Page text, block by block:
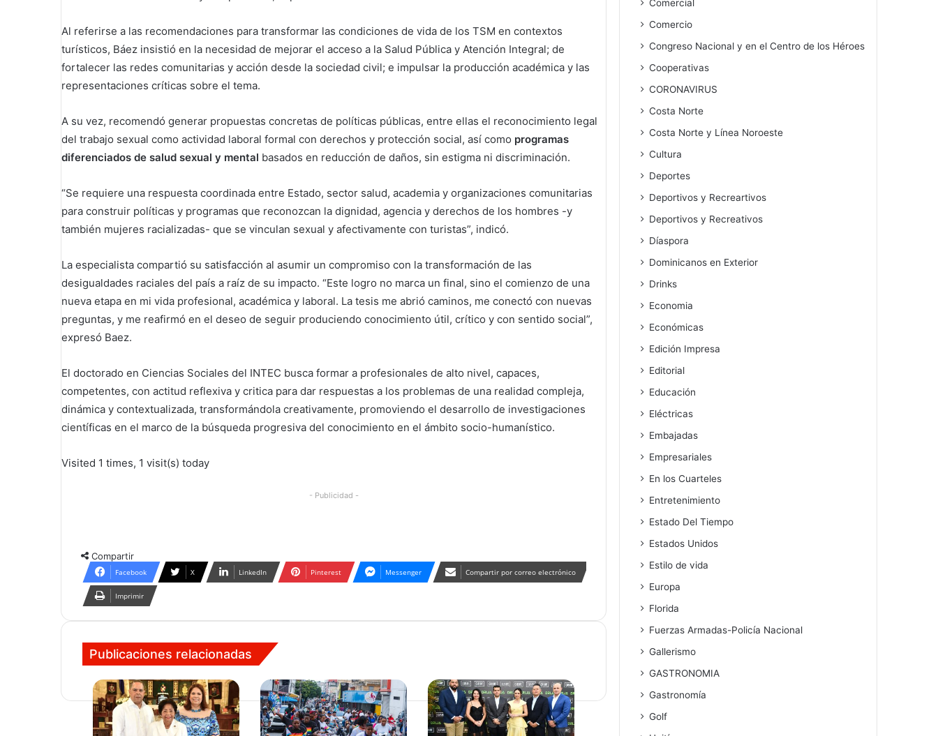
Al referirse a las recomendaciones para transformar las condiciones de vida de los TSM en contextos
turísticos, Báez insistió en la necesidad de mejorar el acceso a la Salud Pública y Atención Integral; de
fortalecer las redes comunitarias y acción desde la sociedad civil; e impulsar la producción académica y las
representaciones críticas sobre el tema.
A su vez, recomendó generar propuestas concretas de políticas públicas, entre ellas el reconocimiento legal
del trabajo sexual como actividad laboral formal con derechos y protección social, así como programas
diferenciados de salud sexual y mental basados en reducción de daños, sin estigma ni discriminación.
“Se requiere una respuesta coordinada entre Estado, sector salud, academia y organizaciones comunitarias
para construir políticas y programas que reconozcan la dignidad, agencia y derechos de los hombres -y
también mujeres racializadas- que se vinculan sexual y afectivamente con turistas”, indicó.
La especialista compartió su satisfacción al asumir un compromiso con la transformación de las
desigualdades raciales del país a raíz de su impacto. “Este logro no marca un final, sino el comienzo de una
nueva etapa en mi vida profesional, académica y laboral. La tesis me abrió caminos, me conectó con nuevas
preguntas, y me reafirmó en el deseo de seguir produciendo conocimiento útil, crítico y con sentido social”,
expresó Baez.
El doctorado en Ciencias Sociales del INTEC busca formar a profesionales de alto nivel, capaces,
competentes, con actitud reflexiva y critica para dar respuestas a los problemas de una realidad compleja,
dinámica y contextualizada, transformándola creativamente, promoviendo el desarrollo de investigaciones
científicas en el marco de la búsqueda progresiva del conocimiento en el ámbito socio-humanístico.
Visited 1 times, 1 visit(s) today
- Publicidad -
Compartir
Facebook X LinkedIn Pinterest Messenger Compartir por correo electrónico
Imprimir
Publicaciones relacionadas
Comercial
Comercio
Congreso Nacional y en el Centro de los Héroes
Cooperativas
CORONAVIRUS
Costa Norte
Costa Norte y Línea Noroeste
Cultura
Deportes
Deportivos y Recreartivos
Deportivos y Recreativos
Díaspora
Dominicanos en Exterior
Drinks
Economia
Económicas
Edición Impresa
Editorial
Educación
Eléctricas
Embajadas
Empresariales
En los Cuarteles
Entretenimiento
Estado Del Tiempo
Estados Unidos
Estilo de vida
Europa
Florida
Fuerzas Armadas-Policía Nacional
Gallerismo
GASTRONOMIA
Gastronomía
Golf